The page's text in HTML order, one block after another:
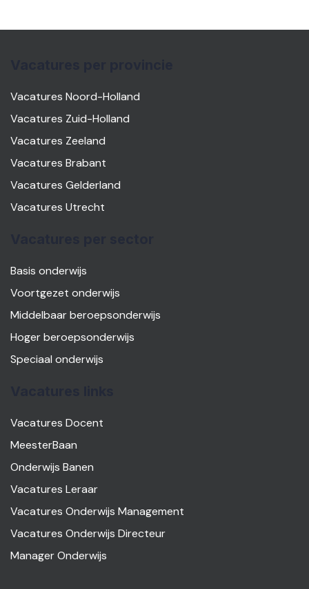
Vacatures Noord-Holland
Vacatures Zuid-Holland
Vacatures Zeeland
Vacatures Brabant
Vacatures Gelderland
Vacatures Utrecht
Basis onderwijs
Voortgezet onderwijs
Middelbaar beroepsonderwijs
Hoger beroepsonderwijs
Speciaal onderwijs
Vacatures Docent
MeesterBaan
Onderwijs Banen
Vacatures Leraar
Vacatures Onderwijs Management
Vacatures Onderwijs Directeur
Manager Onderwijs